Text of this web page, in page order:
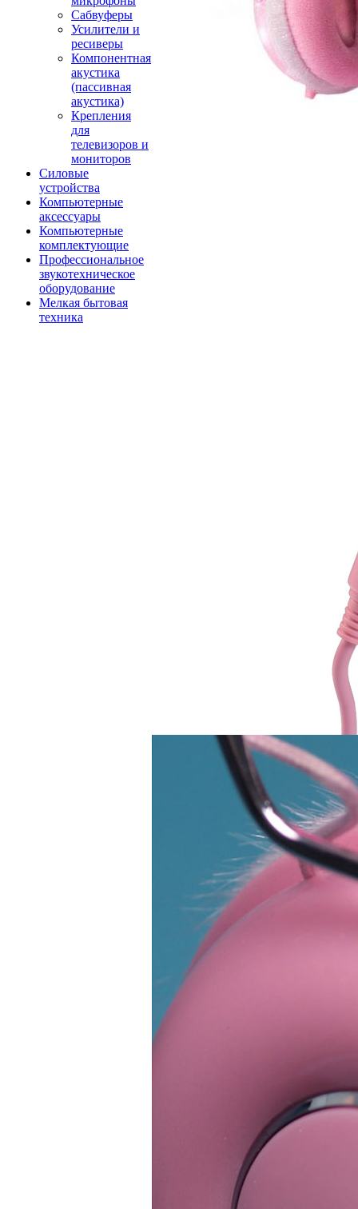
Сабвуферы
Усилители и
ресиверы
Компонентная
акустика
(пассивная
акустика)
Крепления
для
телевизоров и
мониторов
Силовые
устройства
Компьютерные
аксессуары
Компьютерные
комплектующие
Профессиональное
звукотехническое
оборудование
Мелкая бытовая
техника